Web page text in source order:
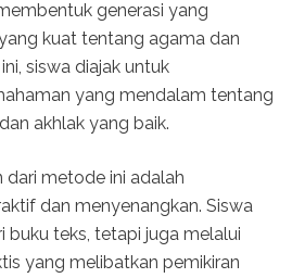
generasi yang
kuat tentang agama dan
siswa diajak untuk
yang mendalam tentang
akhlak yang baik.
dari metode ini adalah
dan menyenangkan. Siswa
buku teks, tetapi juga melalui
yang melibatkan pemikiran